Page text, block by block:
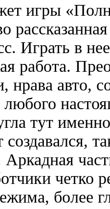
игры
Играть в
работа.
нрава авто,
тут
создавался,
четко
более